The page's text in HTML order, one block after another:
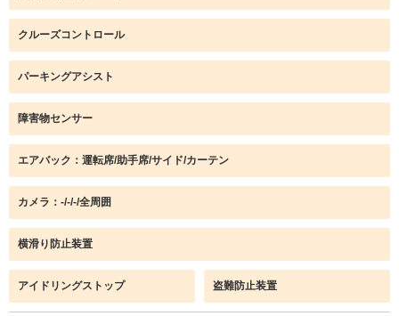
クルーズコントロール
パーキングアシスト
障害物センサー
エアバック：運転席/助手席/サイド/カーテン
カメラ：-/-/-/全周囲
横滑り防止装置
アイドリングストップ 盗難防止装置